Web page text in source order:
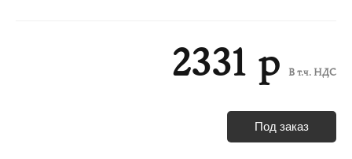
2331 р В т.ч. НДС
Под заказ